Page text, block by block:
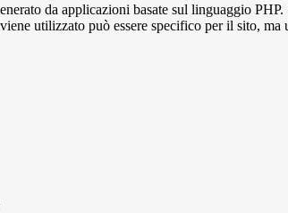
da applicazioni basate sul linguaggio
utilizzato può essere specifico per il sito, ma